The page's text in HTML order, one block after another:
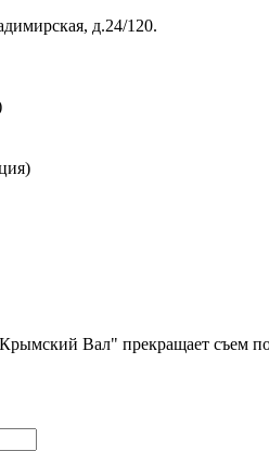
д.24/120.
Вал" прекращает съем